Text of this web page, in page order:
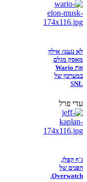
לא נגענו: אילון
מאסק מגלם
את Wario
במערכון של
SNL
עדי פרל
ג'ף קפלן,
הפנים של
Overwatch,